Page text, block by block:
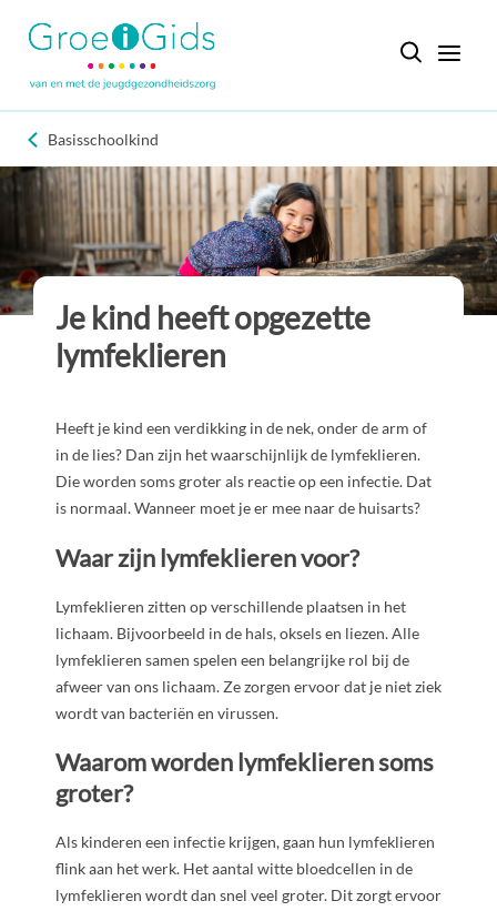
Basisschoolkind
Je kind heeft opgezette
lymfeklieren
Heeft je kind een verdikking in de nek, onder de arm of
in de lies? Dan zijn het waarschijnlijk de lymfeklieren.
Die worden soms groter als reactie op een infectie. Dat
is normaal. Wanneer moet je er mee naar de huisarts?
Waar zijn lymfeklieren voor?
Lymfeklieren zitten op verschillende plaatsen in het
lichaam. Bijvoorbeeld in de hals, oksels en liezen. Alle
lymfeklieren samen spelen een belangrijke rol bij de
afweer van ons lichaam. Ze zorgen ervoor dat je niet ziek
wordt van bacteriën en virussen.
Waarom worden lymfeklieren soms
groter?
Als kinderen een infectie krijgen, gaan hun lymfeklieren
flink aan het werk. Het aantal witte bloedcellen in de
lymfeklieren wordt dan snel veel groter. Dit zorgt ervoor